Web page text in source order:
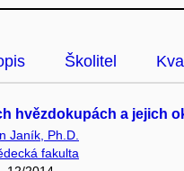
Školitel
hvězdokupách a jejich
Janík, Ph.D.
fakulta